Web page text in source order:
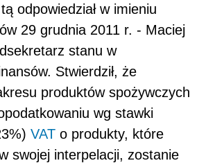
odpowiedział w imieniu
29 grudnia 2011 r. - Maciej
stanu w
Stwierdził, że
produktów spożywczych
wg stawki
VAT o produkty, które
w swojej interpelacji, zostanie